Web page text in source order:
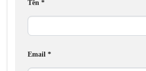
Tên *
Email *